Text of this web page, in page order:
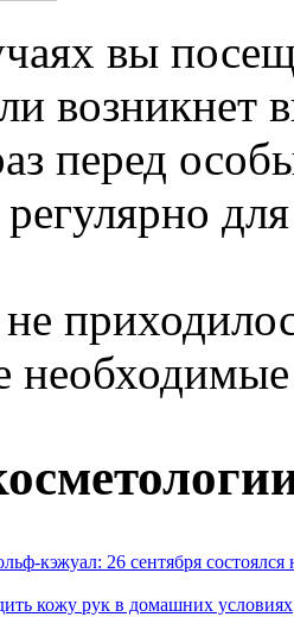
вы
возникнет
перед
кэжуал: 26 сентября
кожу рук в домашних условиях